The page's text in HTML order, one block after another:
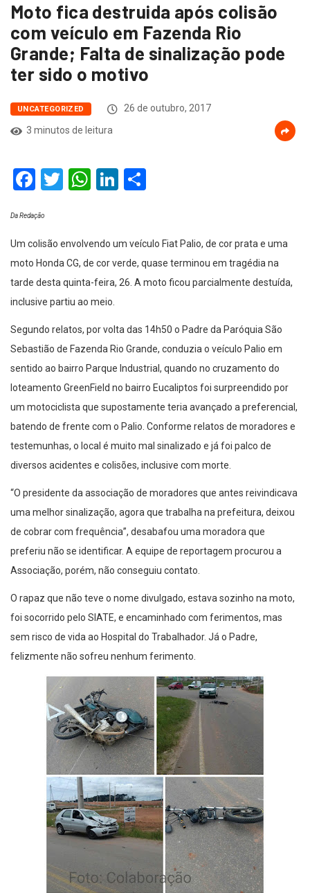
Moto fica destruida após colisão
com veículo em Fazenda Rio
Grande; Falta de sinalização pode
ter sido o motivo
UNCATEGORIZED
26 de outubro, 2017
3 minutos de leitura
Facebook
Twitter
WhatsApp
LinkedIn
Da Redação
Um colisão envolvendo um veículo Fiat Palio, de cor prata e uma
moto Honda CG, de cor verde, quase terminou em tragédia na
tarde desta quinta-feira, 26. A moto ficou parcialmente destuída,
inclusive partiu ao meio.
Segundo relatos, por volta das 14h50 o Padre da Paróquia São
Sebastião de Fazenda Rio Grande, conduzia o veículo Palio em
sentido ao bairro Parque Industrial, quando no cruzamento do
loteamento GreenField no bairro Eucaliptos foi surpreendido por
um motociclista que supostamente teria avançado a preferencial,
batendo de frente com o Palio. Conforme relatos de moradores e
testemunhas, o local é muito mal sinalizado e já foi palco de
diversos acidentes e colisões, inclusive com morte.
“O presidente da associação de moradores que antes reivindicava
uma melhor sinalização, agora que trabalha na prefeitura, deixou
de cobrar com frequência”, desabafou uma moradora que
preferiu não se identificar. A equipe de reportagem procurou a
Associação, porém, não conseguiu contato.
O rapaz que não teve o nome divulgado, estava sozinho na moto,
foi socorrido pelo SIATE, e encaminhado com ferimentos, mas
sem risco de vida ao Hospital do Trabalhador. Já o Padre,
felizmente não sofreu nenhum ferimento.